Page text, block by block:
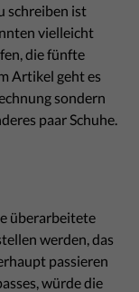
schreiben ist
vielleicht
die fünfte
Artikel geht es
sondern
paar Schuhe.
überarbeitete
werden, das
passieren
würde die